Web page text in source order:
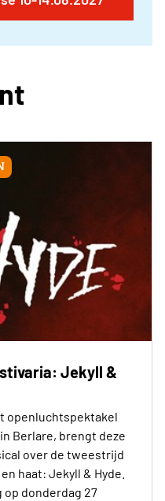
Jekyll &
openluchtspektakel
Berlare, brengt deze
over de tweestrijd
haat: Jekyll & Hyde.
donderdag 27